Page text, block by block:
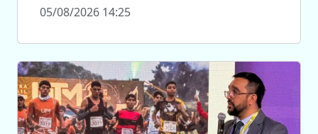
05/08/2026 14:25